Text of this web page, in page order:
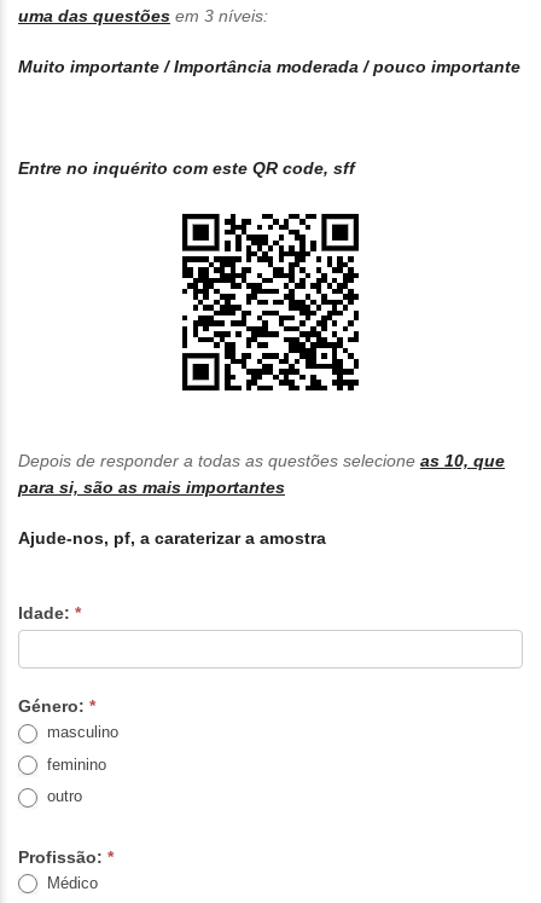
uma das questões em 3 níveis:
Muito importante / Importância moderada / pouco importante
Entre no inquérito com este QR code, sff
Depois de responder a todas as questões selecione as 10, que
para si, são as mais importantes
Ajude-nos, pf, a caraterizar a amostra
Idade: *
Género: *
masculino
feminino
outro
Profissão: *
Médico